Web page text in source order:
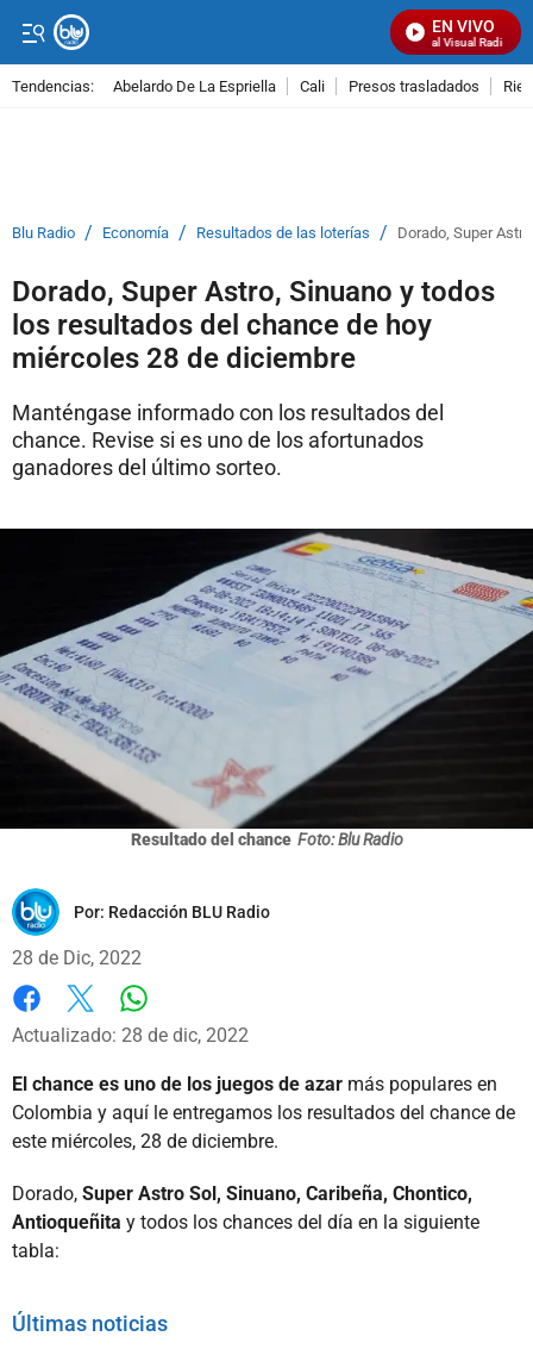
EN VIVO
Señal Visual Radio
Tendencias: Abelardo De La Espriella Cali Presos trasladados
Blu Radio / Economía / Resultados de las loterías / Dorado, Super
Dorado, Super Astro, Sinuano y todos
los resultados del chance de hoy
miércoles 28 de diciembre
Manténgase informado con los resultados del
chance. Revise si es uno de los afortunados
ganadores del último sorteo.
Resultado del chance Foto: Blu Radio
Por: Redacción BLU Radio
28 de Dic, 2022
Facebook
X
Actualizado: 28 de dic, 2022
El chance es uno de los juegos de azar más populares en
Colombia y aquí le entregamos los resultados del chance de
este miércoles, 28 de diciembre.
Dorado, Super Astro Sol, Sinuano, Caribeña, Chontico,
Antioqueñita y todos los chances del día en la siguiente
tabla:
Últimas noticias